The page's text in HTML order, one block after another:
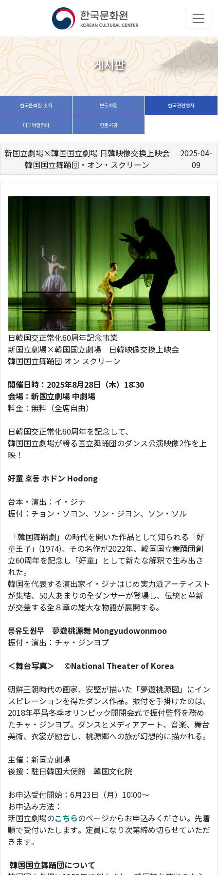
게시판
한국문화원 소식 보도자료 한국관련행사
미디어갤러리 한줄서평
新国立劇場×韓国国立劇場 日韓映像交換上映会
韓国国立舞踊団・オン・スクリーン
2025-04-
09
日韓国交正常化60周年記念事業
新国立劇場×韓国国立劇場 日韓映像交換上映会
韓国国立舞踊団 オン スクリーン
開催日時：2025年8月28日（木）18:30
会場：新国立劇場 中劇場
料金：無料（全席自由）
日韓国交正常化60周年を記念して、
韓国国立劇場が誇る国立舞踊団のダンス公演映像2作を上
映！
好童호동 ホドン Hodong
台本・演出：イ・ジナ
振付：チョン・ソヨン、ソン・ジヨン、ソン・ソル
「韓国舞踊劇」の時代を開いた作品として知られる「好
童王子」(1974)。その名作が2022年、韓国国立舞踊団創
立60周年を記念し「好童」として新たな解釈で生み出さ
れた。
韓国を代表する演出家イ・ジナはじめ実力派アーティスト
が集結、50人あまりの全ダンサーが登場し、伝統と革新
が交差する全８章の雄大な物語が展開する。
몽유도원무
夢遊桃源舞 Mongyudowonmoo
振付・演出：チャ・ジンヨプ
＜舞台写真＞ ©National Theater of Korea
朝鮮王朝時代の画家、安堅が描いた「夢遊桃源図」にイン
スピレーションを得たダンス作品。振付を手掛けたのは、
2018年平昌冬季オリンピック開閉会式で振付監督を務め
たチャ・ジンヨプ。ダンスとメディアアート、音楽、舞台
美術、衣裳が融合し、桃源郷への旅が幻想的に描かれる。
主催：新国立劇場
後援：駐日韓国大使館 韓国文化院
お申込受付開始：6月23日（月）10:00～
お申込み方法：
新国立劇場のこちらのページからお申込みください。先着
順で受付いたします。定員になり次第締め切らせていただ
きます。
韓国国立舞踊団について